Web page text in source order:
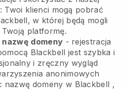
Twoi klienci mogą pobrać
w której będą mogli
platformę.
domeny - rejestracja
Blackbell jest szybka i
i zręczny wygląd
anonimowych
nazwę domeny w Blackbell ,